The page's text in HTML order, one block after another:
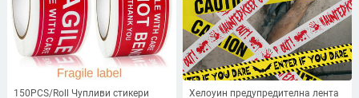
150PCS/Roll Чупливи стикери
Хелоуин предупредителна лента